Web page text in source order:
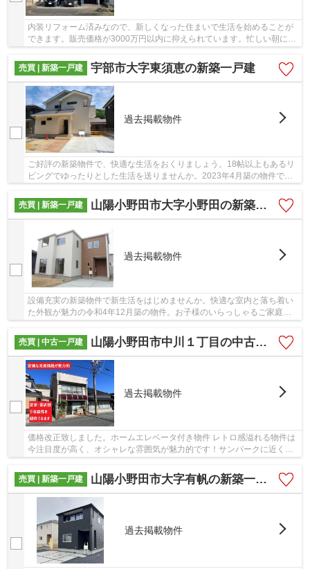
内装リフォーム済みなので、新しくなった住まいで生活を始めることが
できます。販売価格が3000万円以内に抑えられています。忙しい朝にぱ
ぱっと髪も洗える洗髪洗面化粧台つきです。電...
売買 | 新築一戸建
宇部市大字東須恵の新築一戸建
過去掲載物件
ご好評の新築物件で、快適な生活をおくりましょう。18帖以上もあるリ
ビングでゆったりとした生活を送りませんか。2023年4月築の物件で
売買 | 新築一戸建
山陽小野田市大字小野田の新築一戸建
過去掲載物件
設備充実の新築物件で新生活をはじめませんか。快適な室内と落ち着い
た外観が魅力の令和4年12月築の物件。お子様のいらっしゃるご家庭に
売買 | 中古一戸建
山陽小野田市中川１丁目の中古一戸建
過去掲載物件
価格改正致しました。ホームエレベータ付き物件 レトロ感溢れる物件は
今注目度が高く、オシャレな雰囲気が魅力的です！サンパークに近くお
売買 | 新築一戸建
山陽小野田市大字有帆の新築一戸建
過去掲載物件